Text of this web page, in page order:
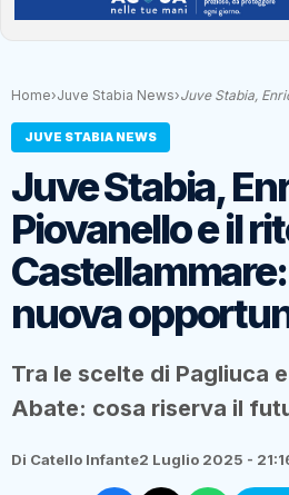
Home›Juve Stabia News›Juve Stabia,
JUVE STABIA NEWS
Juve Stabia,
Piovanello e il
nuova
Tra le scelte di Pagliuca
Abate: cosa riserva il
Di Catello Infante2 Luglio 2025 -